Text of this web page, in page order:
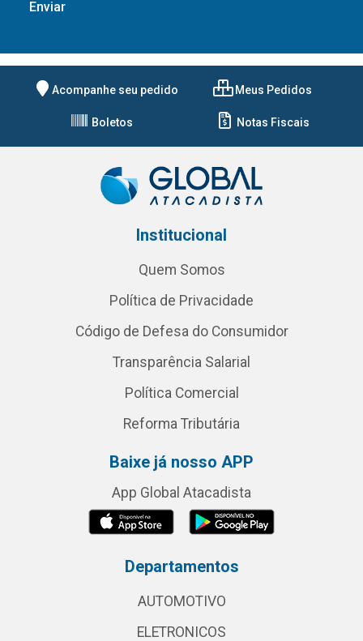
Acompanhe seu pedido Meus Pedidos
Boletos Notas Fiscais
Institucional
Quem Somos
Política de Privacidade
Código de Defesa do Consumidor
Transparência Salarial
Política Comercial
Reforma Tributária
Baixe já nosso APP
App Global Atacadista
Departamentos
AUTOMOTIVO
ELETRONICOS